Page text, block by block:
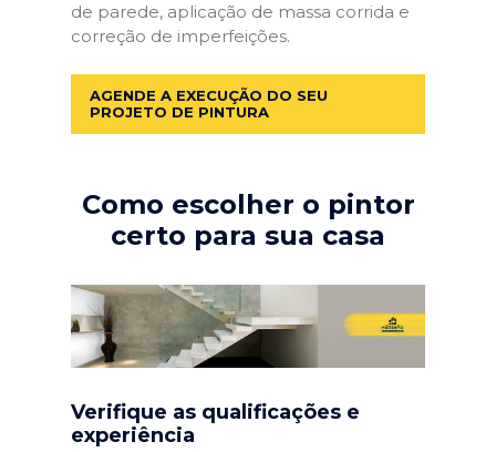
de parede, aplicação de massa corrida e
correção de imperfeições.
AGENDE A EXECUÇÃO DO SEU
PROJETO DE PINTURA
Como escolher o pintor
certo para sua casa
Verifique as qualificações e
experiência